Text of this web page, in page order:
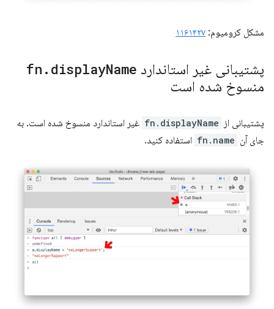
مشکل کرومیوم: ۱۱۶۱۴۲۷
پشتیبانی غیر استاندارد fn . displayName
منسوخ شده است
پشتیبانی از fn.displayName غیر استاندارد منسوخ شده است. به
جای آن fn.name استفاده کنید.